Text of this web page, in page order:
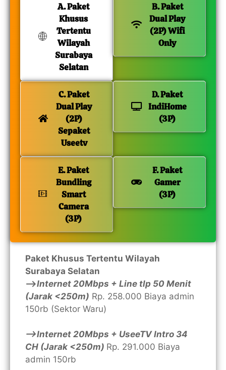
A. Paket
Khusus
Tertentu
Wilayah
Surabaya
Selatan
B. Paket
Dual Play
(2P) Wifi
Only
C. Paket
Dual Play
(2P)
Sepaket
Useetv
D. Paket
IndiHome
(3P)
E. Paket
Bundling
Smart
Camera
(3P)
F. Paket
Gamer
(3P)
Paket Khusus Tertentu Wilayah
Surabaya Selatan
—>Internet 20Mbps + Line tlp 50 Menit
(Jarak <250m) Rp. 258.000 Biaya admin
150rb (Sektor Waru)
—>Internet 20Mbps + UseeTV Intro 34
CH (Jarak <250m) Rp. 291.000 Biaya
admin 150rb